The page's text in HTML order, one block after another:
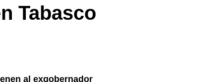
Tabasco
al exgobernador